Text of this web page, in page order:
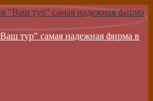
тур" самая надежная фирма в